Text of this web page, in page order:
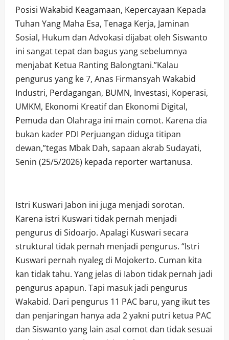
Posisi Wakabid Keagamaan, Kepercayaan Kepada
Tuhan Yang Maha Esa, Tenaga Kerja, Jaminan
Sosial, Hukum dan Advokasi dijabat oleh Siswanto
ini sangat tepat dan bagus yang sebelumnya
menjabat Ketua Ranting Balongtani.”Kalau
pengurus yang ke 7, Anas Firmansyah Wakabid
Industri, Perdagangan, BUMN, Investasi, Koperasi,
UMKM, Ekonomi Kreatif dan Ekonomi Digital,
Pemuda dan Olahraga ini main comot. Karena dia
bukan kader PDI Perjuangan diduga titipan
dewan,”tegas Mbak Dah, sapaan akrab Sudayati,
Senin (25/5/2026) kepada reporter wartanusa.
Istri Kuswari Jabon ini juga menjadi sorotan.
Karena istri Kuswari tidak pernah menjadi
pengurus di Sidoarjo. Apalagi Kuswari secara
struktural tidak pernah menjadi pengurus. “Istri
Kuswari pernah nyaleg di Mojokerto. Cuman kita
kan tidak tahu. Yang jelas di Iabon tidak pernah jadi
pengurus apapun. Tapi masuk jadi pengurus
Wakabid. Dari pengurus 11 PAC baru, yang ikut tes
dan penjaringan hanya ada 2 yakni putri ketua PAC
dan Siswanto yang lain asal comot dan tidak sesuai